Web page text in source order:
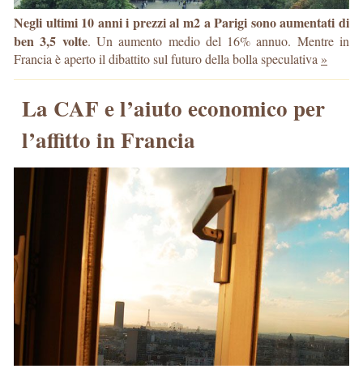
Negli ultimi 10 anni i prezzi al m2 a Parigi sono aumentati di
ben 3,5 volte. Un aumento medio del 16% annuo. Mentre in
Francia è aperto il dibattito sul futuro della bolla speculativa »
La CAF e l’aiuto economico per
l’affitto in Francia